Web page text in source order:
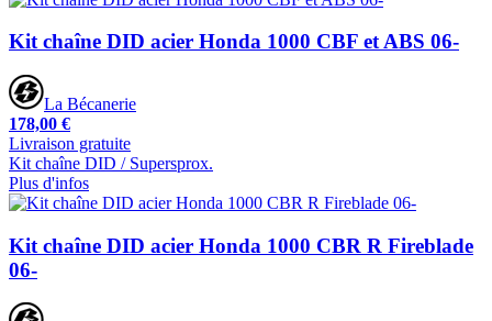
Kit chaîne DID acier Honda 1000 CBF et ABS 06-
La Bécanerie
178,00 €
Livraison gratuite
Kit chaîne DID / Supersprox.
Plus d'infos
Kit chaîne DID acier Honda 1000 CBR R Fireblade
06-